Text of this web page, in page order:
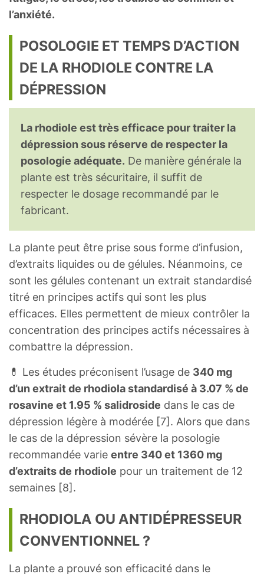
l’anxiété.
POSOLOGIE ET TEMPS D’ACTION
DE LA RHODIOLE CONTRE LA
DÉPRESSION
La rhodiole est très efficace pour traiter la
dépression sous réserve de respecter la
posologie adéquate. De manière générale la
plante est très sécuritaire, il suffit de
respecter le dosage recommandé par le
fabricant.
La plante peut être prise sous forme d’infusion,
d’extraits liquides ou de gélules. Néanmoins, ce
sont les gélules contenant un extrait standardisé
titré en principes actifs qui sont les plus
efficaces. Elles permettent de mieux contrôler la
concentration des principes actifs nécessaires à
combattre la dépression.
💊 Les études préconisent l’usage de 340 mg
d’un extrait de rhodiola standardisé à 3.07 % de
rosavine et 1.95 % salidroside dans le cas de
dépression légère à modérée [7]. Alors que dans
le cas de la dépression sévère la posologie
recommandée varie entre 340 et 1360 mg
d’extraits de rhodiole pour un traitement de 12
semaines [8].
RHODIOLA OU ANTIDÉPRESSEUR
CONVENTIONNEL ?
La plante a prouvé son efficacité dans le